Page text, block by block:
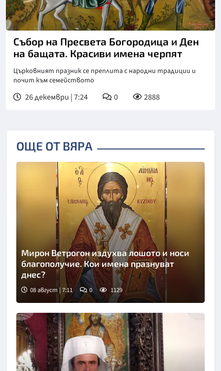
Събор на Пресвета Богородица и Ден
на бащата. Красиви имена черпят
Църковният празник се преплита с народни традиции и
почит към семейството
26 декември | 7:24 0 2888
ОЩЕ ОТ ВЯРА
Мирон Ветрогон издухва лошото и носи
благополучие. Кои имена празнуват
днес?
08 август | 7:11 0 1129